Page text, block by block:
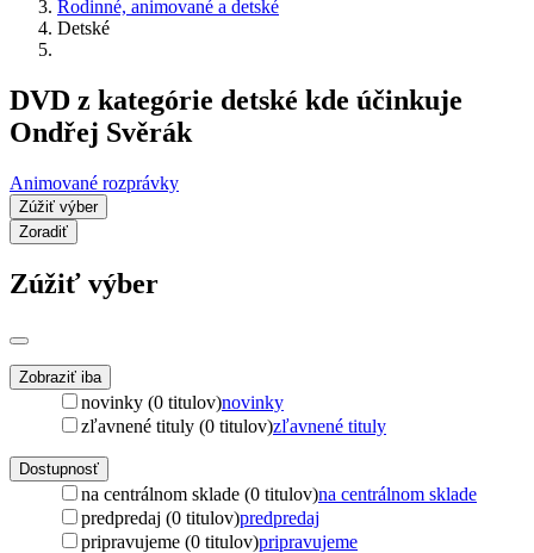
Rodinné, animované a detské
Detské
DVD z kategórie detské kde účinkuje
Ondřej Svěrák
Animované rozprávky
Zúžiť výber
Zoradiť
Zúžiť výber
Zobraziť iba
novinky (0 titulov)novinky
zľavnené tituly (0 titulov)zľavnené tituly
Dostupnosť
na centrálnom sklade (0 titulov)na centrálnom sklade
predpredaj (0 titulov)predpredaj
pripravujeme (0 titulov)pripravujeme